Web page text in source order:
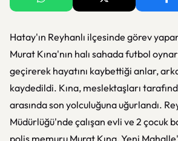
Hatay'ın Reyhanlı ilçesinde görev
Murat Kına'nın halı sahada futbol
geçirerek hayatını kaybettiği anlar,
kaydedildi. Kına, meslektaşları
arasında son yolculuğuna uğurlandı.
Müdürlüğü'nde çalışan evli ve 2 çocuk
polis memuru Murat Kına, Yeni